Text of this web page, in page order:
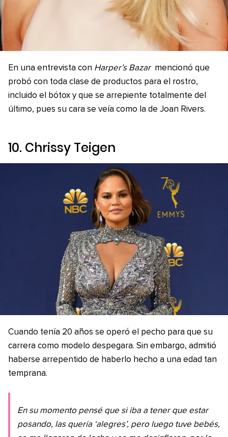
En una entrevista con Harper’s Bazar mencionó que
probó con toda clase de productos para el rostro,
incluido el bótox y que se arrepiente totalmente del
último, pues su cara se veía como la de Joan Rivers.
10. Chrissy Teigen
Cuando tenía 20 años se operó el pecho para que su
carrera como modelo despegara. Sin embargo, admitió
haberse arrepentido de haberlo hecho a una edad tan
temprana.
En su momento pensé que si iba a tener que estar
posando, las quería ‘alegres’, pero luego tuve bebés,